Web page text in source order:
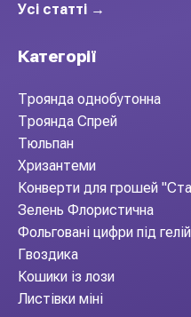
Усі статті →
Категорії
Троянда однобутонна
Троянда Спрей
Тюльпан
Хризантеми
Конверти для грошей
Зелень Флористична
Фольговані цифри під гелій
Гвоздика
Кошики із лози
Листівки міні